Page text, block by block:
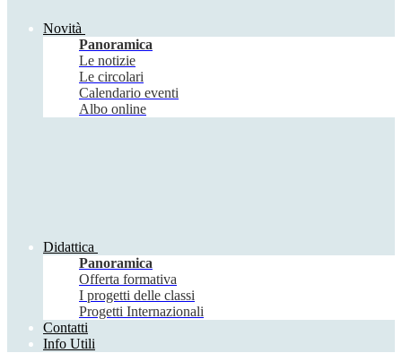
Novità
Panoramica
Le notizie
Le circolari
Calendario eventi
Albo online
Didattica
Panoramica
Offerta formativa
I progetti delle classi
Progetti Internazionali
Contatti
Info Utili